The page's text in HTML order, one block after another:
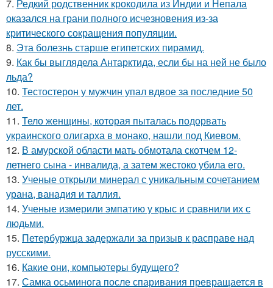
7. Редкий родственник крокодила из Индии и Непала
оказался на грани полного исчезновения из-за
критического сокращения популяции.
8. Эта болезнь старше египетских пирамид.
9. Как бы выглядела Антарктида, если бы на ней не было
льда?
10. Тестостерон у мужчин упал вдвое за последние 50
лет.
11. Тело женщины, которая пыталась подорвать
украинского олигарха в монако, нашли под Киевом.
12. В амурской области мать обмотала скотчем 12-
летнего сына - инвалида, а затем жестоко убила его.
13. Ученые открыли минерал с уникальным сочетанием
урана, ванадия и таллия.
14. Ученые измерили эмпатию у крыс и сравнили их с
людьми.
15. Петербуржца задержали за призыв к расправе над
русскими.
16. Какие они, компьютеры будущего?
17. Самка осьминога после спаривания превращается в